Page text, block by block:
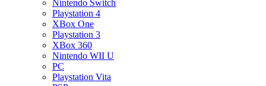
Nintendo Switch
Playstation 4
XBox One
Playstation 3
XBox 360
Nintendo WII U
PC
Playstation Vita